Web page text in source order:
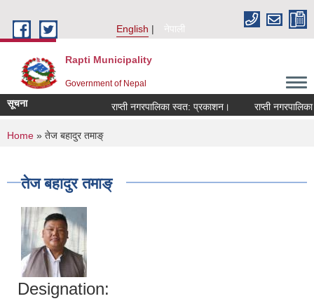
English
नेपाली
Rapti Municipality
Government of Nepal
सूचना राप्ती नगरपालिका स्वत: प्रकाशन। राप्ती
You are here
Home » तेज बहादुर तमाङ्
तेज बहादुर तमाङ्
Designation: